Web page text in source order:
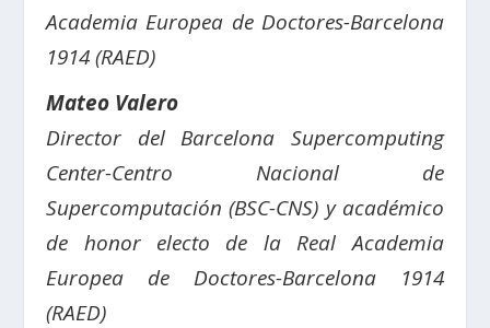
Academia Europea de Doctores-Barcelona
1914 (RAED)
Mateo Valero
Director del Barcelona Supercomputing
Center-Centro Nacional de
Supercomputación (BSC-CNS) y académico
de honor electo de la Real Academia
Europea de Doctores-Barcelona 1914
(RAED)